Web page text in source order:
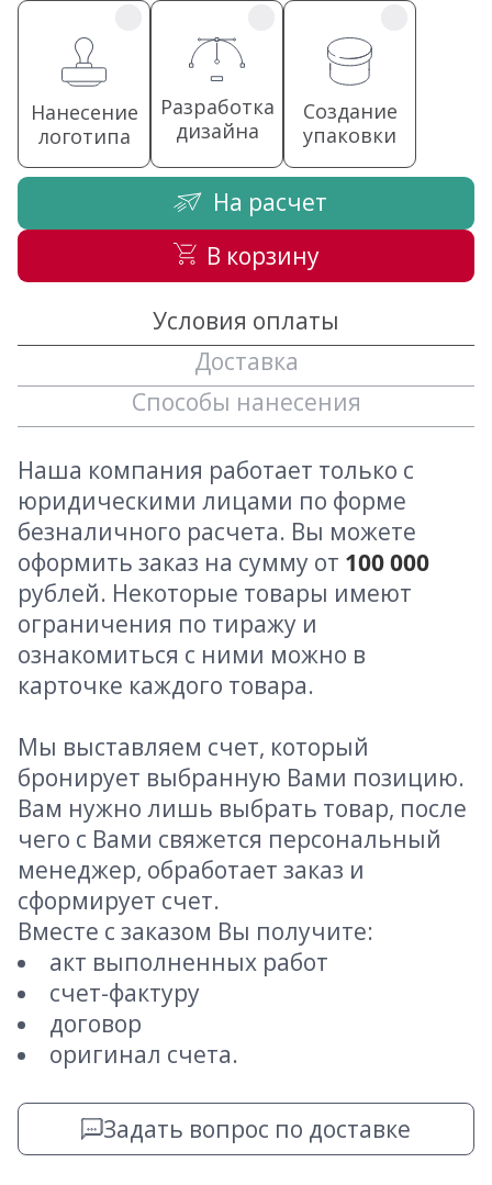
Нанесение
логотипа
Разработка
дизайна
Создание
упаковки
На расчет
В корзину
Условия оплаты
Доставка
Способы нанесения
Наша компания работает только с
юридическими лицами по форме
безналичного расчета. Вы можете
оформить заказ на сумму от 100 000
рублей. Некоторые товары имеют
ограничения по тиражу и
ознакомиться с ними можно в
карточке каждого товара.
Мы выставляем счет, который
бронирует выбранную Вами позицию.
Вам нужно лишь выбрать товар, после
чего с Вами свяжется персональный
менеджер, обработает заказ и
сформирует счет.
Вместе с заказом Вы получите:
акт выполненных работ
счет-фактуру
договор
оригинал счета.
Задать вопрос по доставке